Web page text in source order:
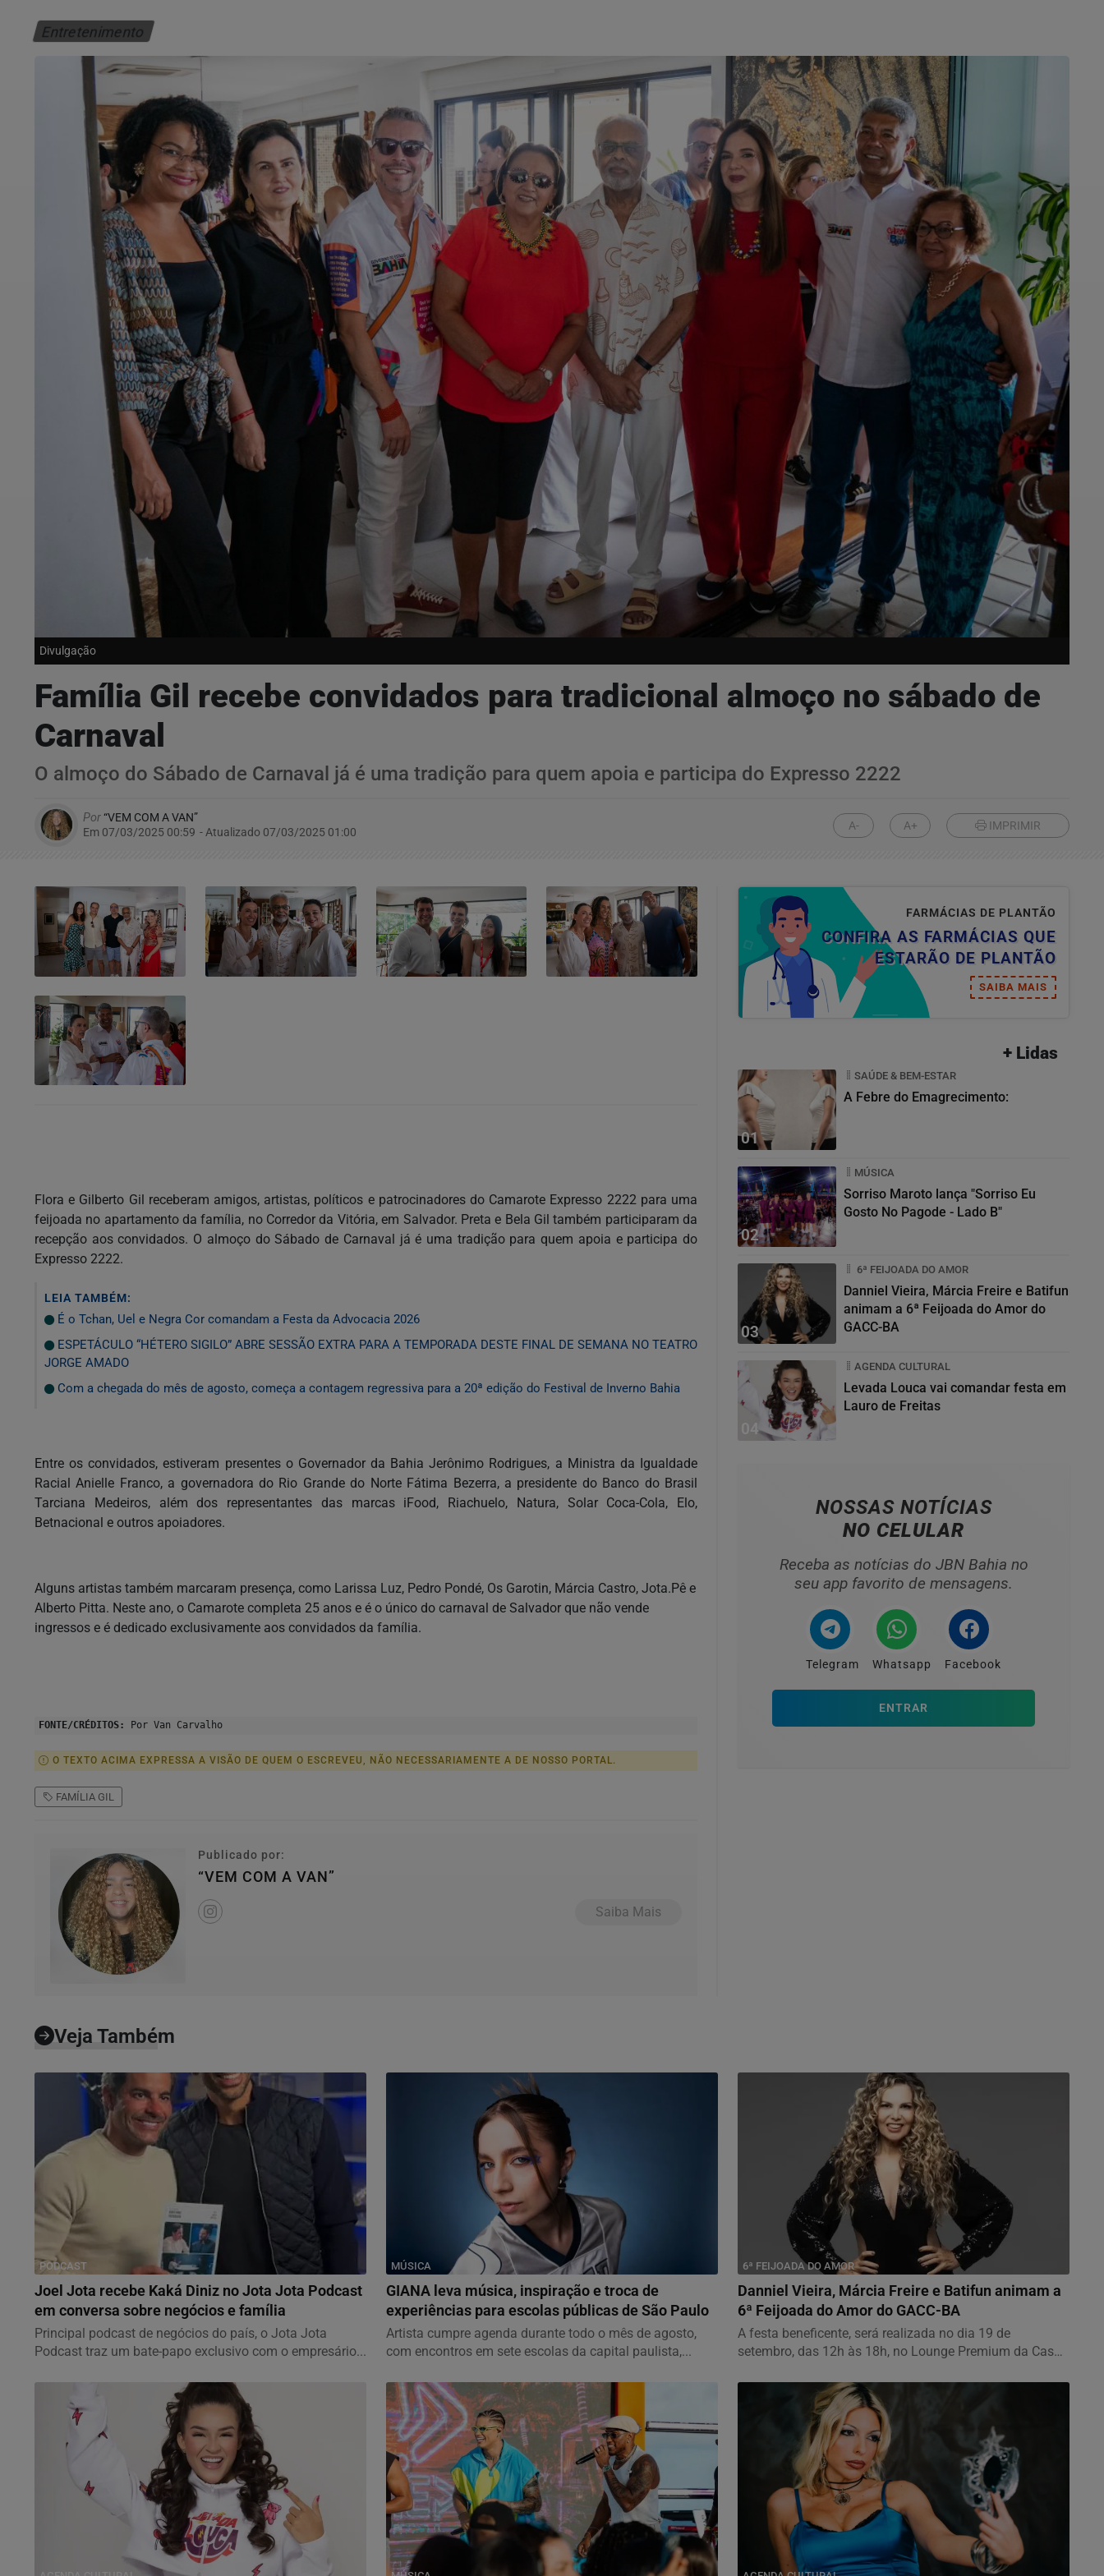
Entretenimento
Divulgação
Família Gil recebe convidados para tradicional almoço no sábado de
Carnaval
O almoço do Sábado de Carnaval já é uma tradição para quem apoia e participa do Expresso 2222
Por“VEM COM A VAN”
Em 07/03/2025 00:59 - Atualizado 07/03/2025 01:00 A- A+ IMPRIMIR
Flora e Gilberto Gil receberam amigos, artistas, políticos e patrocinadores do Camarote Expresso 2222 para uma
feijoada no apartamento da família, no Corredor da Vitória, em Salvador. Preta e Bela Gil também participaram da
recepção aos convidados. O almoço do Sábado de Carnaval já é uma tradição para quem apoia e participa do
Expresso 2222.
LEIA TAMBÉM:
É o Tchan, Uel e Negra Cor comandam a Festa da Advocacia 2026
ESPETÁCULO “HÉTERO SIGILO” ABRE SESSÃO EXTRA PARA A TEMPORADA DESTE FINAL DE SEMANA NO TEATRO
JORGE AMADO
Com a chegada do mês de agosto, começa a contagem regressiva para a 20ª edição do Festival de Inverno Bahia
Entre os convidados, estiveram presentes o Governador da Bahia Jerônimo Rodrigues, a Ministra da Igualdade
Racial Anielle Franco, a governadora do Rio Grande do Norte Fátima Bezerra, a presidente do Banco do Brasil
Tarciana Medeiros, além dos representantes das marcas iFood, Riachuelo, Natura, Solar Coca-Cola, Elo,
Betnacional e outros apoiadores.
Alguns artistas também marcaram presença, como Larissa Luz, Pedro Pondé, Os Garotin, Márcia Castro, Jota.Pê e
Alberto Pitta. Neste ano, o Camarote completa 25 anos e é o único do carnaval de Salvador que não vende
ingressos e é dedicado exclusivamente aos convidados da família.
FONTE/CRÉDITOS: Por Van Carvalho
O TEXTO ACIMA EXPRESSA A VISÃO DE QUEM O ESCREVEU, NÃO NECESSARIAMENTE A DE NOSSO PORTAL.
FAMÍLIA GIL
Publicado por:
“VEM COM A VAN”
Saiba Mais
FARMÁCIAS DE PLANTÃO
CONFIRA AS FARMÁCIAS QUE
ESTARÃO DE PLANTÃO
SAIBA MAIS
+ Lidas
01
SAÚDE & BEM-ESTAR
A Febre do Emagrecimento:
02
MÚSICA
Sorriso Maroto lança "Sorriso Eu
Gosto No Pagode - Lado B"
03
6ª FEIJOADA DO AMOR
Danniel Vieira, Márcia Freire e Batifun
animam a 6ª Feijoada do Amor do
GACC-BA
04
AGENDA CULTURAL
Levada Louca vai comandar festa em
Lauro de Freitas
NOSSAS NOTÍCIAS
NO CELULAR
Receba as notícias do JBN Bahia no
seu app favorito de mensagens.
Telegram Whatsapp Facebook
ENTRAR
Veja Também
PODCAST
Joel Jota recebe Kaká Diniz no Jota Jota Podcast
em conversa sobre negócios e família
Principal podcast de negócios do país, o Jota Jota
Podcast traz um bate-papo exclusivo com o empresário...
MÚSICA
GIANA leva música, inspiração e troca de
experiências para escolas públicas de São Paulo
Artista cumpre agenda durante todo o mês de agosto,
com encontros em sete escolas da capital paulista,...
6ª FEIJOADA DO AMOR
Danniel Vieira, Márcia Freire e Batifun animam a
6ª Feijoada do Amor do GACC-BA
A festa beneficente, será realizada no dia 19 de
setembro, das 12h às 18h, no Lounge Premium da Casa